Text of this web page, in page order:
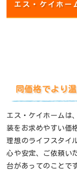
エス・ケイホー
同価格でより
エス・ケイホームは
装をお求めやすい価
理想のライフスタイ
心や安定、ご依頼い
台があってのことで